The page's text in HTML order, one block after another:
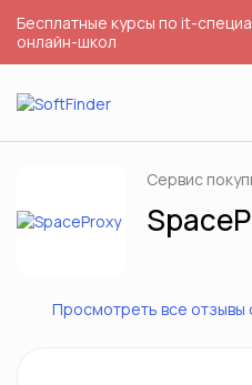
Бесплатные курсы по it-
онлайн-школ
Сервис
Просмотреть все отзывы